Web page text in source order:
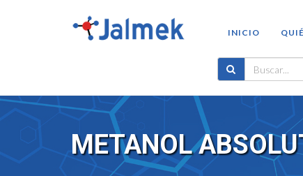
INICIO
METANOL